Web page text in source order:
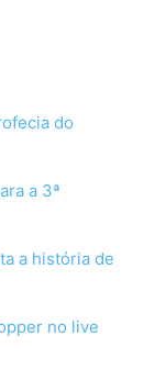
do
a 3ª
a história de
no live